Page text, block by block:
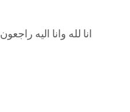
انا لله وانا اليه راجعون